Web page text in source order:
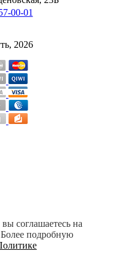
00-01
2026
соглашаетесь на
подробную